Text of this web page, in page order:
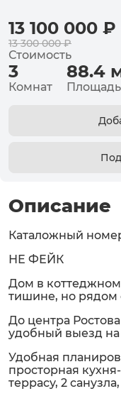
13 100 000 ₽
13 300 000 ₽
Стоимость
3
Комнат
88.4
Площадь
Описание
Каталожный
НЕ ФЕЙК
Дом в коттеджном
тишине, но рядом
До центра
удобный выезд
Удобная
просторная
террасу, 2